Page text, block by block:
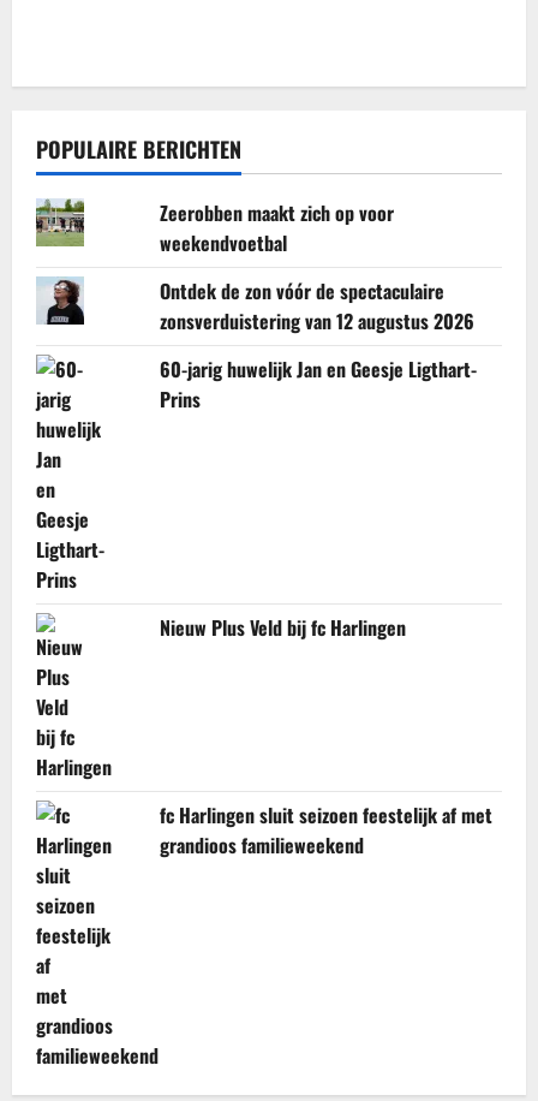
POPULAIRE BERICHTEN
Zeerobben maakt zich op voor
weekendvoetbal
Ontdek de zon vóór de spectaculaire
zonsverduistering van 12 augustus 2026
60-jarig huwelijk Jan en Geesje Ligthart-
Prins
Nieuw Plus Veld bij fc Harlingen
fc Harlingen sluit seizoen feestelijk af met
grandioos familieweekend